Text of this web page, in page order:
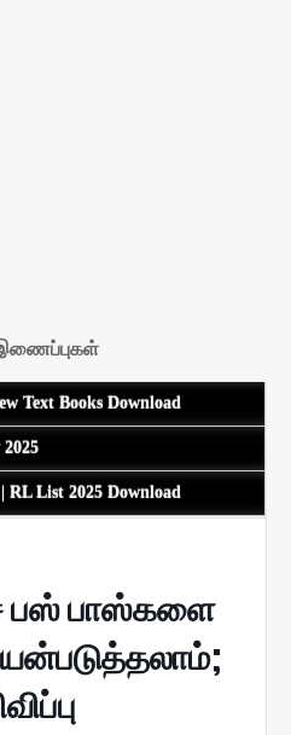
Text Books Download
RL List 2025 Download
பாஸ்களை